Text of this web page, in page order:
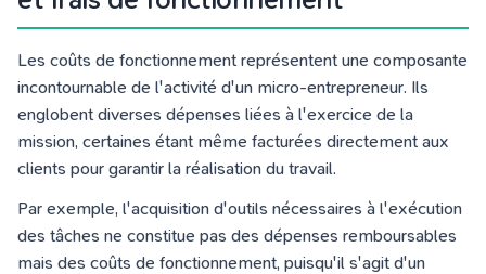
Les coûts de fonctionnement représentent une composante
incontournable de l'activité d'un micro-entrepreneur. Ils
englobent diverses dépenses liées à l'exercice de la
mission, certaines étant même facturées directement aux
clients pour garantir la réalisation du travail.
Par exemple, l'acquisition d'outils nécessaires à l'exécution
des tâches ne constitue pas des dépenses remboursables
mais des coûts de fonctionnement, puisqu'il s'agit d'un